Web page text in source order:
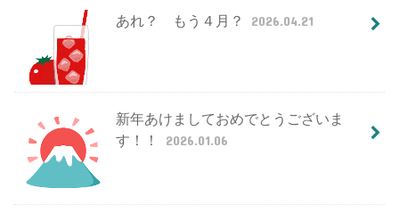
あれ？ もう４月？ 2026.04.21
新年あけましておめでとうございま
す！！
2026.01.06